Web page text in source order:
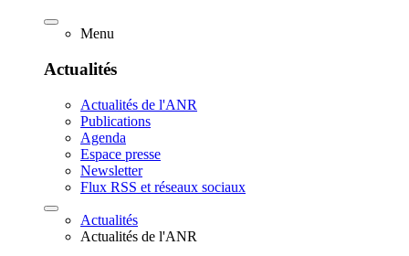
Menu
Actualités
Actualités de l'ANR
Publications
Agenda
Espace presse
Newsletter
Flux RSS et réseaux sociaux
Actualités
Actualités de l'ANR